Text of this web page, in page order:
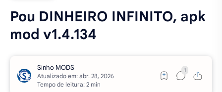
Pou DINHEIRO INFINITO, apk
mod v1.4.134
Atualizado em:
Tempo de leitura: 2 min